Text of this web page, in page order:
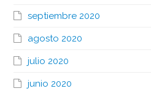
septiembre 2020
agosto 2020
julio 2020
junio 2020